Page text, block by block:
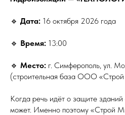
🔹 Дата: 16 октября 2026 года
🔹 Время: 13:00
🔹 Место: г. Симферополь, ул.
(строительная база ООО
Когда речь идёт о защите
может. Именно поэтому «Строй